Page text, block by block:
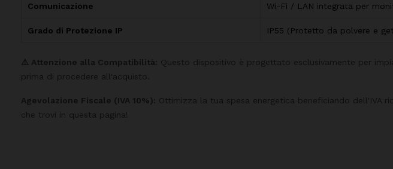
Comunicazione Wi-Fi / LAN integrata per
Grado di Protezione IP IP55 (Protetto da polvere e
⚠️ Attenzione alla Compatibilità: Questo dispositivo è progettato esclusivamente per
prima di procedere all'acquisto.
Agevolazione Fiscale (IVA 10%):
Ottimizza la tua spesa energetica beneficiando dell'IVA
che trovi in questa pagina!